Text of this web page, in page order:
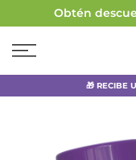
contenido
🎁 RECIBE